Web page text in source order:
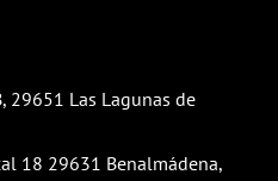
29651 Las Lagunas de
18 29631 Benalmádena,